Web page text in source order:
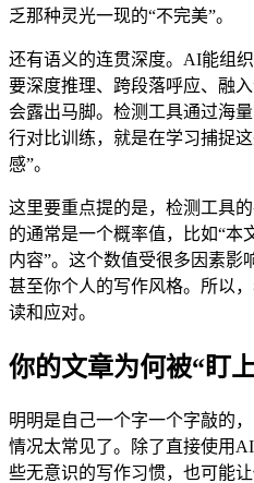
乏那种灵光一现的“不完美”。
还有语义的连贯深度。AI能组
要深度推理、跨段落呼应、融
会露出马脚。检测工具通过海
行对比训练，就是在学习捕捉
感”。
这里要重点提的是，检测工具
的通常是一个概率值，比如“
内容”。这个数值受很多因素影
甚至你个人的写作风格。所以
读和应对。
你的文章为何被“盯
明明是自己一个字一个字敲的
情况太常见了。除了直接使用
些无意识的写作习惯，也可能